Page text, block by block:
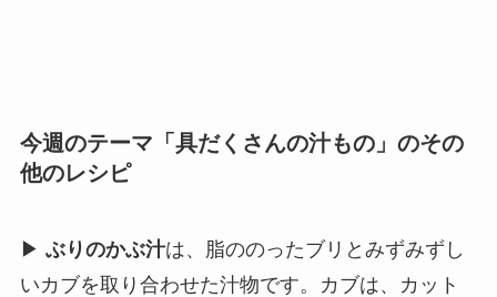
今週のテーマ「具だくさんの汁もの」のその
他のレシピ
▶ ぶりのかぶ汁は、脂ののったブリとみずみずし
いカブを取り合わせた汁物です。カブは、カット